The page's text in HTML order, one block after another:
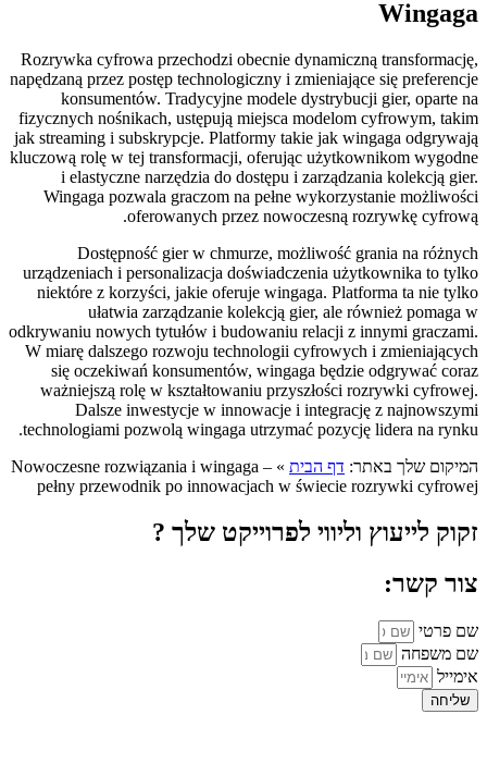
Wingaga
Rozrywka cyfrowa przechodzi obecnie dynamiczną transformację,
napędzaną przez postęp technologiczny i zmieniające się preferencje
konsumentów. Tradycyjne modele dystrybucji gier, oparte na
fizycznych nośnikach, ustępują miejsca modelom cyfrowym, takim
jak streaming i subskrypcje. Platformy takie jak wingaga odgrywają
kluczową rolę w tej transformacji, oferując użytkownikom wygodne
i elastyczne narzędzia do dostępu i zarządzania kolekcją gier.
Wingaga pozwala graczom na pełne wykorzystanie możliwości
oferowanych przez nowoczesną rozrywkę cyfrową.
Dostępność gier w chmurze, możliwość grania na różnych
urządzeniach i personalizacja doświadczenia użytkownika to tylko
niektóre z korzyści, jakie oferuje wingaga. Platforma ta nie tylko
ułatwia zarządzanie kolekcją gier, ale również pomaga w
odkrywaniu nowych tytułów i budowaniu relacji z innymi graczami.
W miarę dalszego rozwoju technologii cyfrowych i zmieniających
się oczekiwań konsumentów, wingaga będzie odgrywać coraz
ważniejszą rolę w kształtowaniu przyszłości rozrywki cyfrowej.
Dalsze inwestycje w innowacje i integrację z najnowszymi
technologiami pozwolą wingaga utrzymać pozycję lidera na rynku.
המיקום שלך באתר: דף הבית »
Nowoczesne rozwiązania i wingaga –
pełny przewodnik po innowacjach w świecie rozrywki cyfrowej
זקוק לייעוץ וליווי לפרוייקט שלך ?
צור קשר:
שם פרטי
שם משפחה
אימייל
שליחה